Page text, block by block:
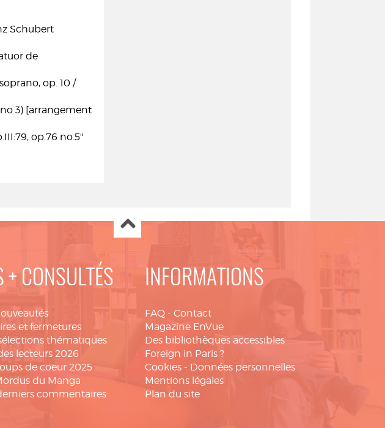
Schubert
de
op. 10 /
3) [arrangement
op.76 no.5"
+ CONSULTÉS
et fermetures
thématiques
lecteurs 2026
de coeur 2025
du Manga
commentaires
INFORMATIONS
FAQ - Contact
Magazine EnVue
Des bibliothèques accessibles
Foreign in Paris ?
Cookies - Données personnelles
Mentions légales
Plan du site